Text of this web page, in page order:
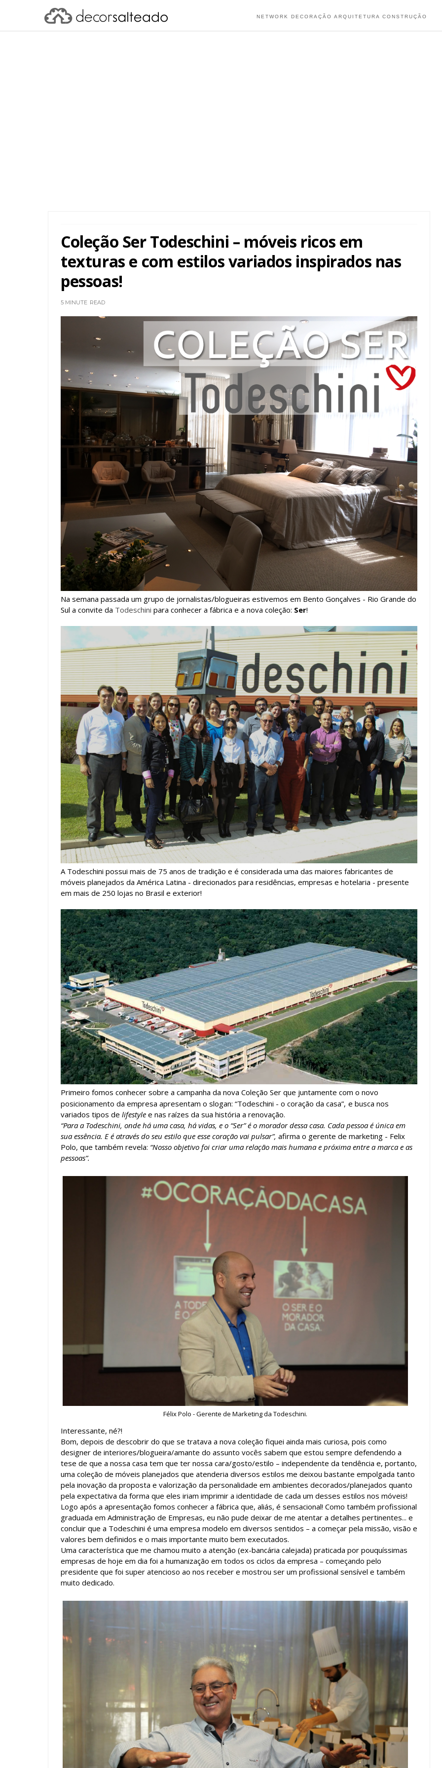
NETWORK DECORAÇÃO ARQUITETURA CONSTRUÇÃO
Coleção Ser Todeschini – móveis ricos em
texturas e com estilos variados inspirados nas
pessoas!
5 MINUTE READ
Na semana passada um grupo de jornalistas/blogueiras estivemos em Bento Gonçalves - Rio Grande do
Sul a convite da Todeschini para conhecer a fábrica e a nova coleção: Ser!
A Todeschini possui mais de 75 anos de tradição e é considerada uma das maiores fabricantes de
móveis planejados da América Latina - direcionados para residências, empresas e hotelaria - presente
em mais de 250 lojas no Brasil e exterior!
Primeiro fomos conhecer sobre a campanha da nova Coleção Ser que juntamente com o novo
posicionamento da empresa apresentam o slogan: “Todeschini - o coração da casa”, e busca nos
variados tipos de lifestyle e nas raízes da sua história a renovação.
“Para a Todeschini, onde há uma casa, há vidas, e o “Ser” é o morador dessa casa. Cada pessoa é única em
sua essência. E é através do seu estilo que esse coração vai pulsar”, afirma o gerente de marketing - Felix
Polo, que também revela: “Nosso objetivo foi criar uma relação mais humana e próxima entre a marca e as
pessoas”.
Félix Polo - Gerente de Marketing da Todeschini.
Interessante, né?!
Bom, depois de descobrir do que se tratava a nova coleção fiquei ainda mais curiosa, pois como
designer de interiores/blogueira/amante do assunto vocês sabem que estou sempre defendendo a
tese de que a nossa casa tem que ter nossa cara/gosto/estilo – independente da tendência e, portanto,
uma coleção de móveis planejados que atenderia diversos estilos me deixou bastante empolgada tanto
pela inovação da proposta e valorização da personalidade em ambientes decorados/planejados quanto
pela expectativa da forma que eles iriam imprimir a identidade de cada um desses estilos nos móveis!
Logo após a apresentação fomos conhecer a fábrica que, aliás, é sensacional! Como também profissional
graduada em Administração de Empresas, eu não pude deixar de me atentar a detalhes pertinentes... e
concluir que a Todeschini é uma empresa modelo em diversos sentidos – a começar pela missão, visão e
valores bem definidos e o mais importante muito bem executados.
Uma característica que me chamou muito a atenção (ex-bancária calejada) praticada por pouquíssimas
empresas de hoje em dia foi a humanização em todos os ciclos da empresa – começando pelo
presidente que foi super atencioso ao nos receber e mostrou ser um profissional sensível e também
muito dedicado.